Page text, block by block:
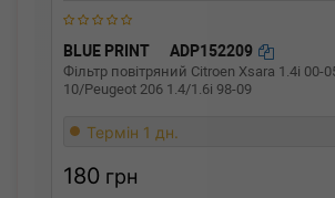
BLUE PRINT ADP152209
Фільтр повітряний Citroen Xsara 1.4i 00-
10/Peugeot 206 1.4/1.6i 98-09
Термін 1 дн.
180 грн